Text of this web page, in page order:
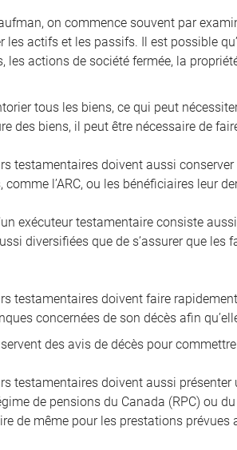
on commence souvent par
les actifs et les passifs. Il est possible
les actions de société fermée, la
tous les biens, ce qui peut
des biens, il peut être nécessaire de
testamentaires doivent aussi
comme l’ARC, ou les bénéficiaires leur
exécuteur testamentaire consiste
diversifiées que de s’assurer que les
testamentaires doivent faire
concernées de son décès afin
des avis de décès pour
testamentaires doivent aussi
de pensions du Canada (RPC) ou
de même pour les prestations